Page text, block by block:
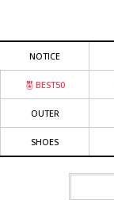
NOTICE
BEST50
OUTER
SHOES